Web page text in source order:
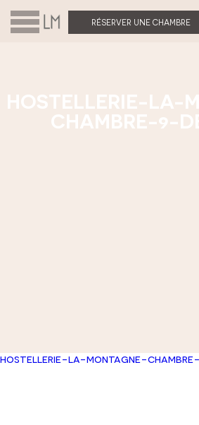
RÉSERVER UNE CHAMBRE
HOSTELLERIE-LA-
CHAMBRE-9-
hostellerie-la-montagne-